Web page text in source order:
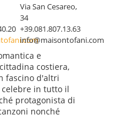
Via San Cesareo,
34
+39.081.807.13.63
info@maisontofani.com
e
costiera,
fascino d'altri
in tutto il
protagonista di
nonché